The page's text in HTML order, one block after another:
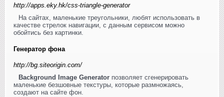
http://apps.eky.hk/css-triangle-generator
На сайтах, маленькие треугольники, любят использовать в
качестве стрелок навигации, с данным сервисом можно
обойтись без картинки.
Генератор фона
http://bg.siteorigin.com/
Background Image Generator позволяет сгенерировать
маленькие безшовные текстуры, которые размножаясь,
создают на сайте фон.